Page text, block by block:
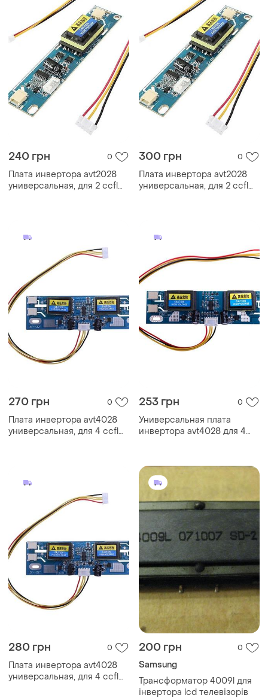
240 грн 0
Плата инвертора avt2028
универсальная, для 2 ccfl
300 грн 0
Плата инвертора avt2028
универсальная, для 2 ccfl
270 грн 0
Плата инвертора avt4028
универсальная, для 4 ccfl
253 грн 0
Универсальная плата
инвертора avt4028 для 4
280 грн 0
Плата инвертора avt4028
универсальная, для 4 ccfl
200 грн 0
Samsung
Трансформатор 4009l для
інвертора lcd телевізорів